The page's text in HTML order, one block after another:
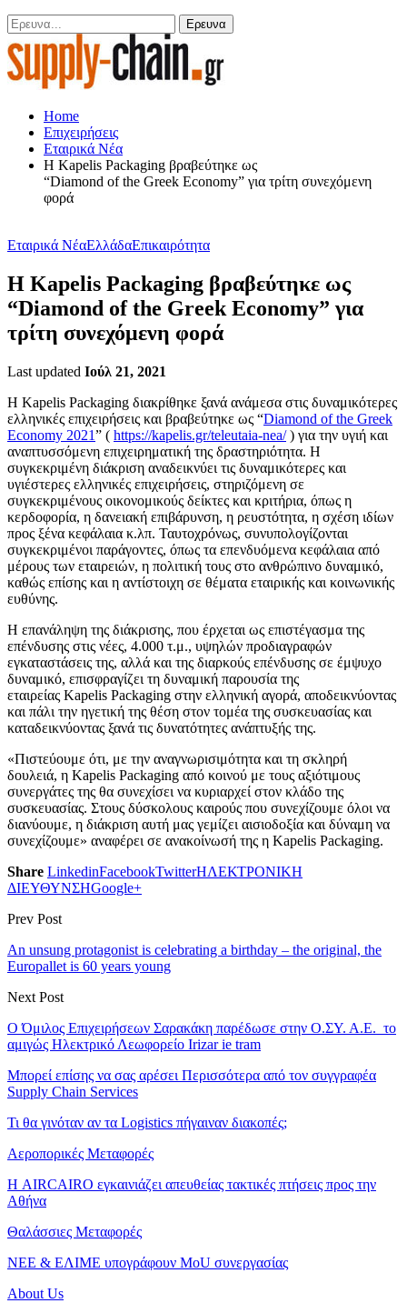
Home
Επιχειρήσεις
Εταιρικά Νέα
Η Kapelis Packaging βραβεύτηκε ως
“Diamond of the Greek Economy” για τρίτη συνεχόμενη
φορά
Εταιρικά ΝέαΕλλάδαΕπικαιρότητα
Η Kapelis Packaging βραβεύτηκε ως
“Diamond of the Greek Economy” για
τρίτη συνεχόμενη φορά
Last updated Ιούλ 21, 2021
Η Kapelis Packaging διακρίθηκε ξανά ανάμεσα στις δυναμικότερες
ελληνικές επιχειρήσεις και βραβεύτηκε ως “Diamond of the Greek
Economy 2021” ( https://kapelis.gr/teleutaia-nea/) για την υγιή και
αναπτυσσόμενη επιχειρηματική της δραστηριότητα. Η
συγκεκριμένη διάκριση αναδεικνύει τις δυναμικότερες και
υγιέστερες ελληνικές επιχειρήσεις, στηριζόμενη σε
συγκεκριμένους οικονομικούς δείκτες και κριτήρια, όπως η
κερδοφορία, η δανειακή επιβάρυνση, η ρευστότητα, η σχέση ιδίων
προς ξένα κεφάλαια κ.λπ. Ταυτοχρόνως, συνυπολογίζονται
συγκεκριμένοι παράγοντες, όπως τα επενδυόμενα κεφάλαια από
μέρους των εταιρειών, η πολιτική τους στο ανθρώπινο δυναμικό,
καθώς επίσης και η αντίστοιχη σε θέματα εταιρικής και κοινωνικής
ευθύνης.
Η επανάληψη της διάκρισης, που έρχεται ως επιστέγασμα της
επένδυσης στις νέες, 4.000 τ.μ., υψηλών προδιαγραφών
εγκαταστάσεις της, αλλά και της διαρκούς επένδυσης σε έμψυχο
δυναμικό, επισφραγίζει τη δυναμική παρουσία της
εταιρείας Kapelis Packaging στην ελληνική αγορά, αποδεικνύοντας
και πάλι την ηγετική της θέση στον τομέα της συσκευασίας και
καταδεικνύοντας ξανά τις δυνατότητες ανάπτυξής της.
«Πιστεύουμε ότι, με την αναγνωρισιμότητα και τη σκληρή
δουλειά, η Kapelis Packaging από κοινού με τους αξιότιμους
συνεργάτες της θα συνεχίσει να κυριαρχεί στον κλάδο της
συσκευασίας. Στους δύσκολους καιρούς που συνεχίζουμε όλοι να
διανύουμε, η διάκριση αυτή μας γεμίζει αισιοδοξία και δύναμη να
συνεχίζουμε» αναφέρει σε ανακοίνωσή της η Kapelis Packaging.
Share LinkedinFacebookTwitterΗΛΕΚΤΡΟΝΙΚΗ
ΔΙΕΥΘΥΝΣΗGoogle+
Prev Post
An unsung protagonist is celebrating a birthday – the original, the
Europallet is 60 years young
Next Post
O Όμιλος Επιχειρήσεων Σαρακάκη παρέδωσε στην Ο.ΣΥ. Α.Ε. το
αμιγώς Ηλεκτρικό Λεωφορείο Irizar ie tram
Μπορεί επίσης να σας αρέσει Περισσότερα από τον συγγραφέα
Supply Chain Services
Τι θα γινόταν αν τα Logistics πήγαιναν διακοπές;
Αεροπορικές Μεταφορές
Η AIRCAIRO εγκαινιάζει απευθείας τακτικές πτήσεις προς την
Αθήνα
Θαλάσσιες Μεταφορές
ΝΕΕ & ΕΛΙΜΕ υπογράφουν MoU συνεργασίας
About Us